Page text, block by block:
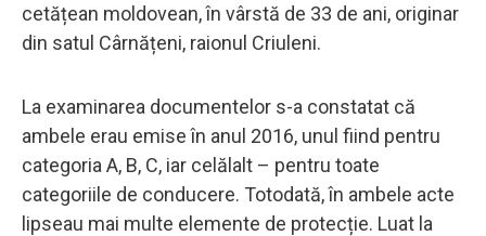
cetățean moldovean, în vârstă de 33 de ani, originar
din satul Cârnățeni, raionul Criuleni.
La examinarea documentelor s-a constatat că
ambele erau emise în anul 2016, unul fiind pentru
categoria A, B, C, iar celălalt – pentru toate
categoriile de conducere. Totodată, în ambele acte
lipseau mai multe elemente de protecție. Luat la